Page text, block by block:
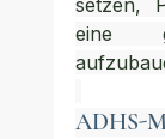
setzen,
eine
ADHS-